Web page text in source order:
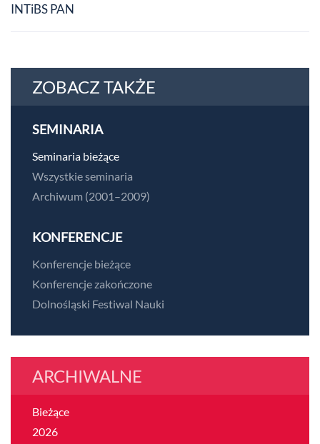
INTiBS PAN
ZOBACZ TAKŻE
SEMINARIA
Seminaria bieżące
Wszystkie seminaria
Archiwum (2001–2009)
KONFERENCJE
Konferencje bieżące
Konferencje zakończone
Dolnośląski Festiwal Nauki
ARCHIWALNE
Bieżące
2026